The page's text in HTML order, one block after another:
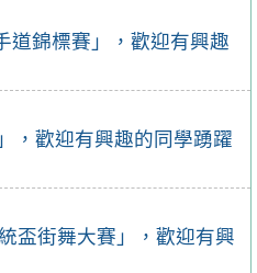
道錦標賽」，歡迎有興趣
，歡迎有興趣的同學踴躍
盃街舞大賽」，歡迎有興